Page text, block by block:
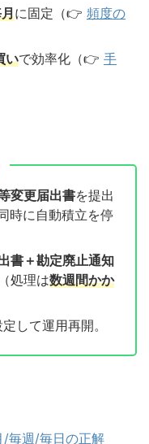
に固定（👉 頻度の
いで効率化（👉 手
変更届出書を提出
時に自動積立を停
書＋勘定廃止通知
処理は数週間かか
して運用再開。
/毎週/毎日の正解